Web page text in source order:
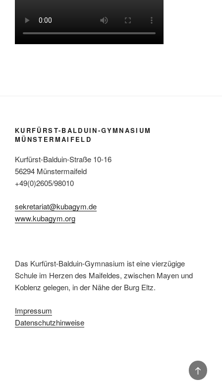
Back
KURFÜRST-BALDUIN-GYMNASIUM
MÜNSTERMAIFELD
Kurfürst-Balduin-Straße 10-16
56294 Münstermaifeld
+49(0)2605/98010
sekretariat@kubagym.de
www.kubagym.org
Das Kurfürst-Balduin-Gymnasium ist eine vierzügige
Schule im Herzen des Maifeldes, zwischen Mayen und
Koblenz gelegen, in der Nähe der Burg Eltz.
Impressum
Datenschutzhinweise